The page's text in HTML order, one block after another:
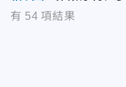
有 54 項結果